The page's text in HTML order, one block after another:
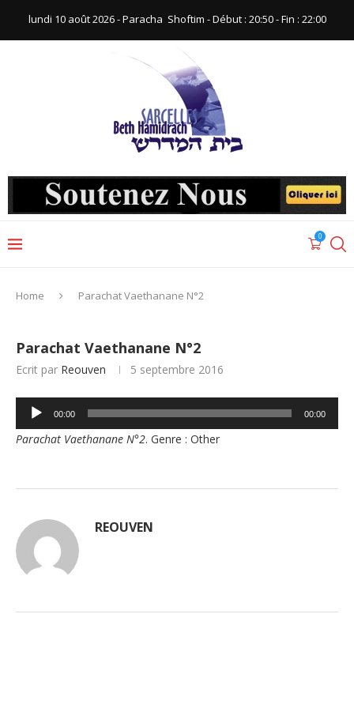
lundi 10 août 2026 - Paracha ‪ Shoftim‬ - Début : 20:50‬ - Fin : ‪22:00‬
0
Home Parachat Vaethanane N°2
Parachat Vaethanane N°2
Ecrit par Reouven 5 septembre 2016
Lecteur
audio
00:00 00:00
Parachat Vaethanane N°2. Genre : Other
REOUVEN